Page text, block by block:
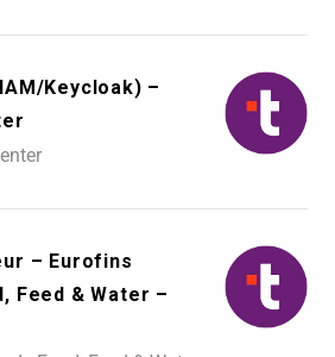
Keycloak) –
– Eurofins
Feed & Water –